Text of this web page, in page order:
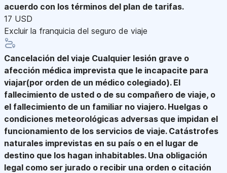
acuerdo con los términos del plan de tarifas.
17 USD
Excluir la franquicia del seguro de viaje
Cancelación del viaje Cualquier lesión grave o
afección médica imprevista que le incapacite para
viajar(por orden de un médico colegiado). El
fallecimiento de usted o de su compañero de viaje, o
el fallecimiento de un familiar no viajero. Huelgas o
condiciones meteorológicas adversas que impidan el
funcionamiento de los servicios de viaje. Catástrofes
naturales imprevistas en su país o en el lugar de
destino que los hagan inhabitables. Una obligación
legal como ser jurado o recibir una orden o citación